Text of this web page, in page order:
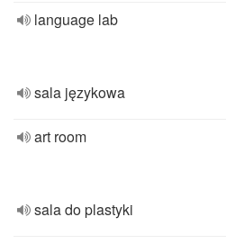
language lab
sala językowa
art room
sala do plastyki